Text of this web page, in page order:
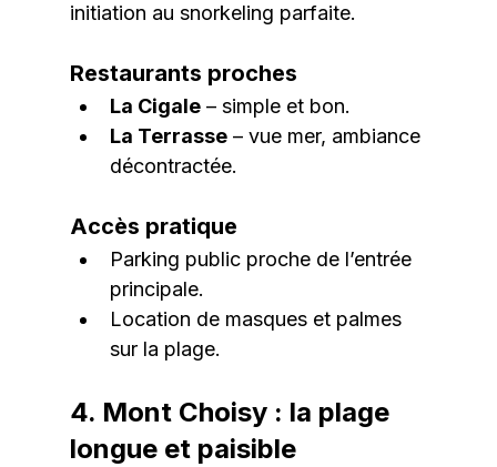
initiation au snorkeling parfaite.
Restaurants proches
La Cigale – simple et bon.
La Terrasse – vue mer, ambiance
décontractée.
Accès pratique
Parking public proche de l’entrée
principale.
Location de masques et palmes
sur la plage.
4. Mont Choisy : la plage
longue et paisible